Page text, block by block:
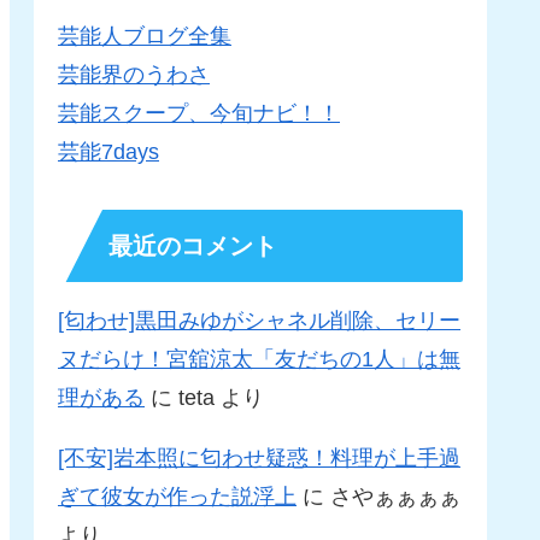
芸能人ブログ全集
芸能界のうわさ
芸能スクープ、今旬ナビ！！
芸能7days
最近のコメント
[匂わせ]黒田みゆがシャネル削除、セリー
ヌだらけ！宮舘涼太「友だちの1人」は無
理がある に teta より
[不安]岩本照に匂わせ疑惑！料理が上手過
ぎて彼女が作った説浮上 に さやぁぁぁぁ
より